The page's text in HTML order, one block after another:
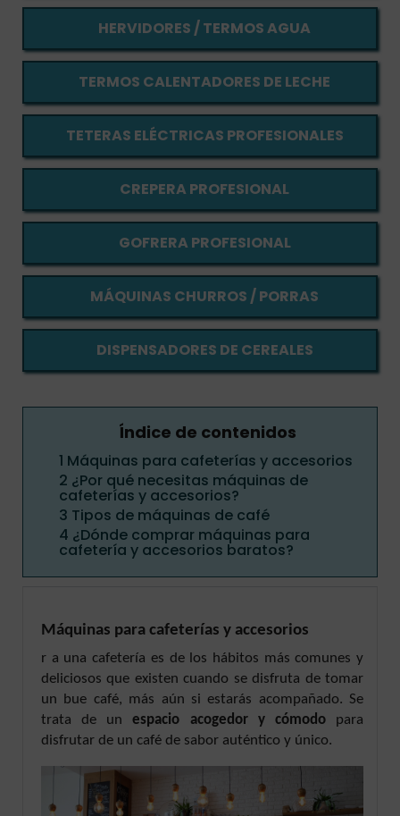
HERVIDORES / TERMOS AGUA
TERMOS CALENTADORES DE LECHE
TETERAS ELÉCTRICAS PROFESIONALES
CREPERA PROFESIONAL
GOFRERA PROFESIONAL
MÁQUINAS CHURROS / PORRAS
DISPENSADORES DE CEREALES
Índice de contenidos
1 Máquinas para cafeterías y accesorios
2 ¿Por qué necesitas máquinas de
cafeterías y accesorios?
3 Tipos de máquinas de café
4 ¿Dónde comprar máquinas para
cafetería y accesorios baratos?
Máquinas para cafeterías y accesorios
r a una cafetería es de los hábitos más comunes y
deliciosos que existen cuando se disfruta de tomar
un bue café, más aún si estarás acompañado. Se
trata de unespacio acogedor y cómodopara
disfrutar de un café de sabor auténtico y único.